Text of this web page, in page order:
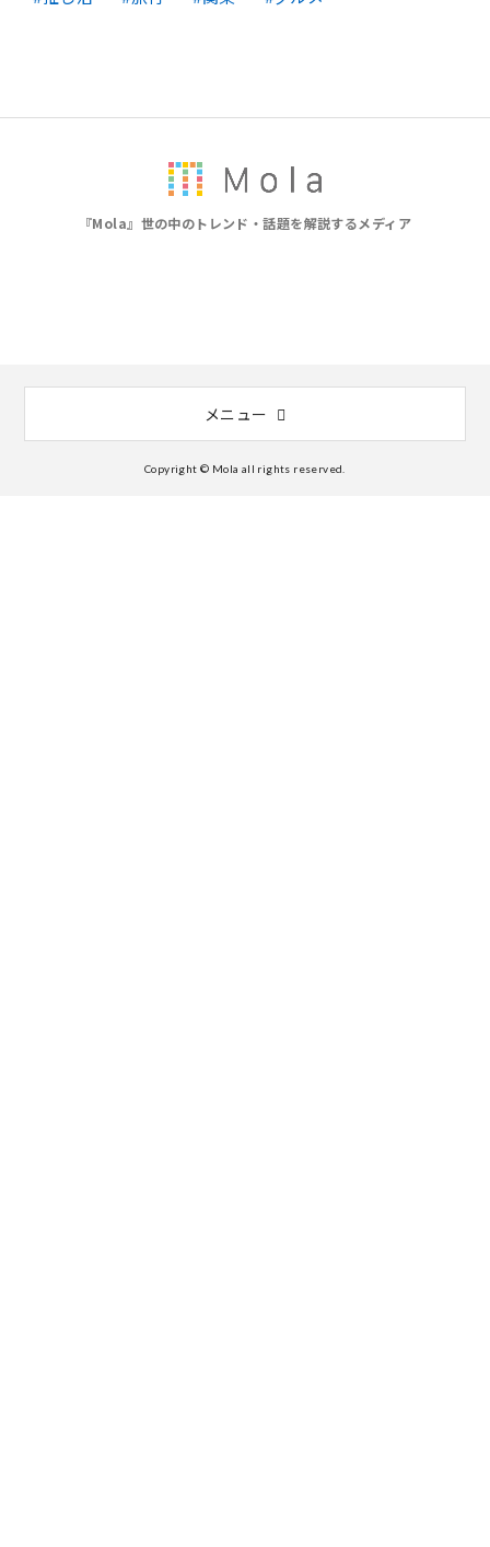
『Mola』世の中のトレンド・話題を解説するメディア
メニュー
Copyright © Mola all rights reserved.